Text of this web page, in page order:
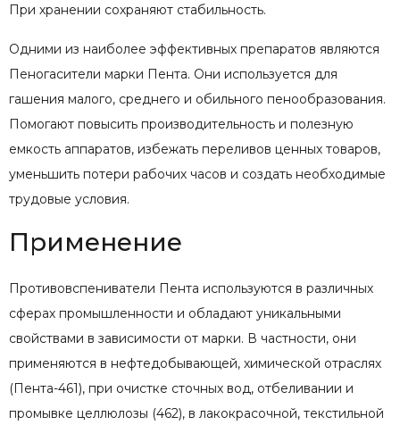
При хранении сохраняют стабильность.
Одними из наиболее эффективных препаратов являются
Пеногасители марки Пента. Они используется для
гашения малого, среднего и обильного пенообразования.
Помогают повысить производительность и полезную
емкость аппаратов, избежать переливов ценных товаров,
уменьшить потери рабочих часов и создать необходимые
трудовые условия.
Применение
Противовспениватели Пента используются в различных
сферах промышленности и обладают уникальными
свойствами в зависимости от марки. В частности, они
применяются в нефтедобывающей, химической отраслях
(Пента-461), при очистке сточных вод, отбеливании и
промывке целлюлозы (462), в лакокрасочной, текстильной